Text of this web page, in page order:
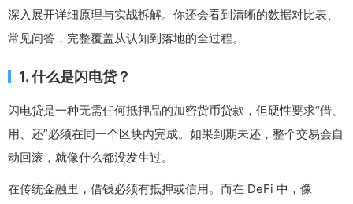
深入展开详细原理与实战拆解。你还会看到清晰的数据对比表、
常见问答，完整覆盖从认知到落地的全过程。
1. 什么是闪电贷？
闪电贷是一种无需任何抵押品的加密货币贷款，但硬性要求“借、
用、还”必须在同一个区块内完成。如果到期未还，整个交易会自
动回滚，就像什么都没发生过。
在传统金融里，借钱必须有抵押或信用。而在 DeFi 中，像